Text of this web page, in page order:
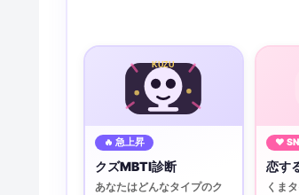
KUZU
🔥 急上昇
クズMBTI診断
あなたはどんなタイプのク
♥
恋す
くま